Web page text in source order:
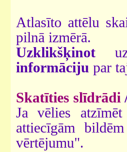
Atlasīto attēlu
pilnā izmērā.
Uzklikšķinot
informāciju par
Skatīties slīdrādi
Ja vēlies
attiecīgām
vērtējumu".